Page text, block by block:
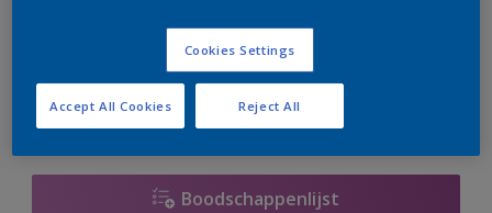
te bestellen. Houd de website in de gaten, we werken
er hard aan om de voorraad aan te vullen.
Boodschappenlijst
Cookies Settings
Reject All
Accept All Cookies